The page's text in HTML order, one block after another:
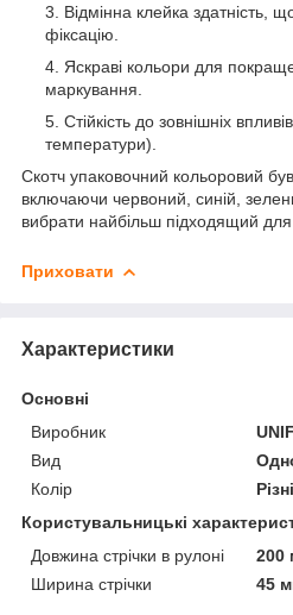
Відмінна клейка здатність,
фіксацію.
Яскраві кольори для
маркування.
Стійкість до зовнішніх
температури).
Скотч упаковочний кольоровий
включаючи червоний, синій,
вибрати найбільш підходящий для
Приховати
Характеристики
Основні
Виробник
Вид
Колір
Користувальницькі
Довжина стрічки в рулоні
200
Ширина стрічки
45